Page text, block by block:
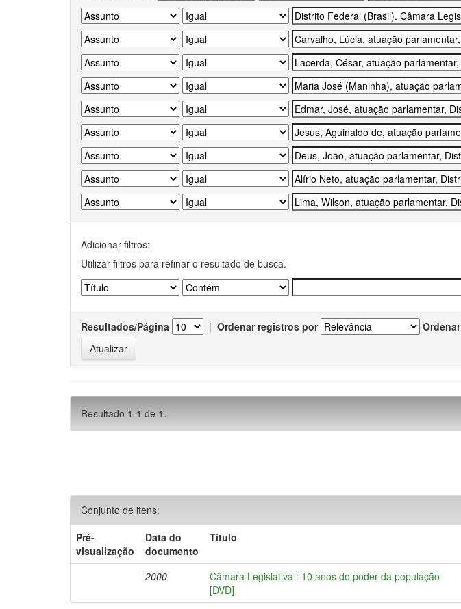
Adicionar filtros:
Utilizar filtros para refinar o resultado de busca.
Resultados/Página | Ordenar registros por Ordenar
Resultado 1-1 de 1.
Conjunto de itens:
Pré-
visualização
Data do
documento
Título
2000
Câmara Legislativa : 10 anos do poder da população
[DVD]